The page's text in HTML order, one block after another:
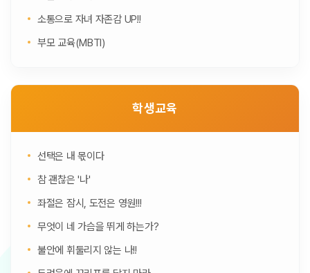
소통으로 자녀 자존감 UP!!
부모 교육(MBTI)
학생교육
선택은 내 몫이다
참 괜찮은 '나'
좌절은 잠시, 도전은 영원!!!
무엇이 네 가슴을 뛰게 하는가?
불안에 휘둘리지 않는 나!!